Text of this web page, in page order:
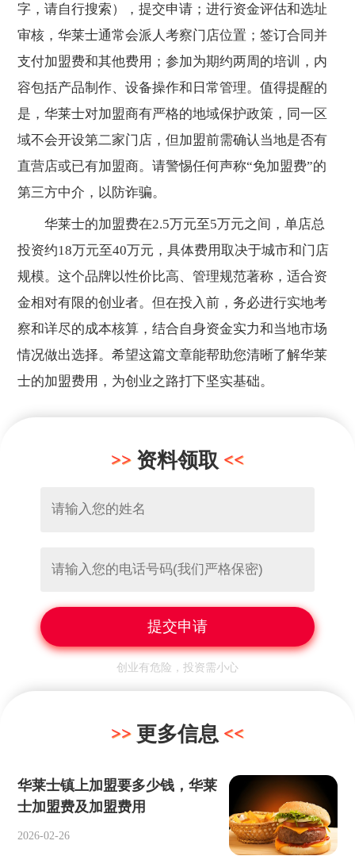
字，请自行搜索），提交申请；进行资金评估和选址
审核，华莱士通常会派人考察门店位置；签订合同并
支付加盟费和其他费用；参加为期约两周的培训，内
容包括产品制作、设备操作和日常管理。值得提醒的
是，华莱士对加盟商有严格的地域保护政策，同一区
域不会开设第二家门店，但加盟前需确认当地是否有
直营店或已有加盟商。请警惕任何声称“免加盟费”的
第三方中介，以防诈骗。
华莱士的加盟费在2.5万元至5万元之间，单店总
投资约18万元至40万元，具体费用取决于城市和门店
规模。这个品牌以性价比高、管理规范著称，适合资
金相对有限的创业者。但在投入前，务必进行实地考
察和详尽的成本核算，结合自身资金实力和当地市场
情况做出选择。希望这篇文章能帮助您清晰了解华莱
士的加盟费用，为创业之路打下坚实基础。
资料领取
创业有危险，投资需小心
更多信息
华莱士镇上加盟要多少钱，华莱
士加盟费及加盟费用
2026-02-26